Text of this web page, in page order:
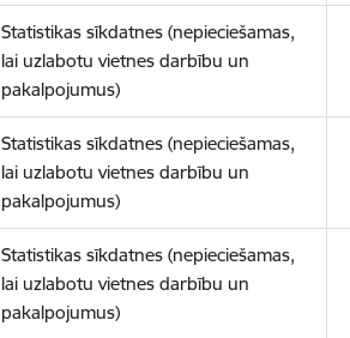
Statistikas sīkdatnes (nepieciešamas,
lai uzlabotu vietnes darbību un
pakalpojumus)
Statistikas sīkdatnes (nepieciešamas,
lai uzlabotu vietnes darbību un
pakalpojumus)
Statistikas sīkdatnes (nepieciešamas,
lai uzlabotu vietnes darbību un
pakalpojumus)